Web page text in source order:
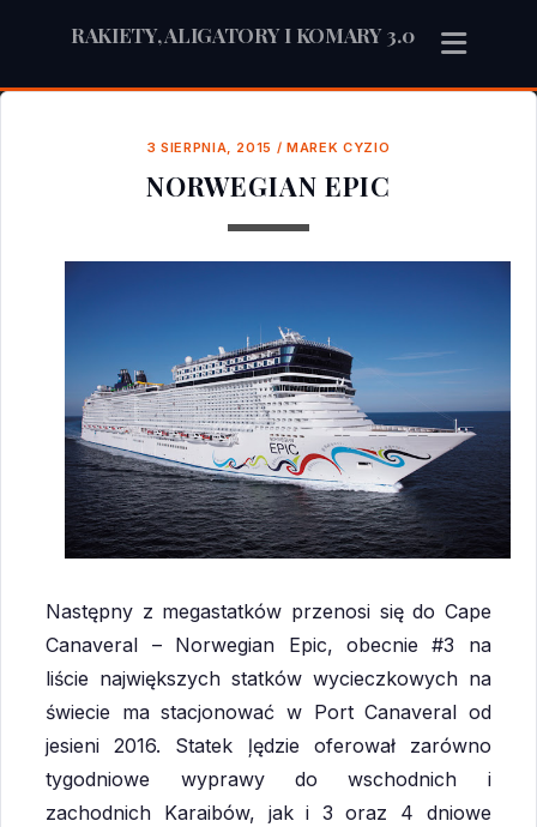
RAKIETY, ALIGATORY I KOMARY 3.0
3 SIERPNIA, 2015 /MAREK CYZIO
NORWEGIAN EPIC
Następny z megastatków przenosi się do Cape
Canaveral – Norwegian Epic, obecnie #3 na
liście największych statków wycieczkowych na
świecie ma stacjonować w Port Canaveral od
jesieni 2016. Statek ļędzie oferował zarówno
tygodniowe wyprawy do wschodnich i
zachodnich Karaibów, jak i 3 oraz 4 dniowe